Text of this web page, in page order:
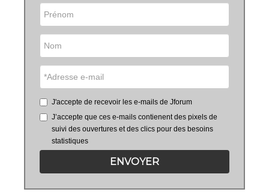
J'accepte de recevoir les e-mails de Jforum
J’accepte que ces e-mails contienent des pixels de
suivi des ouvertures et des clics pour des besoins
statistiques
ENVOYER